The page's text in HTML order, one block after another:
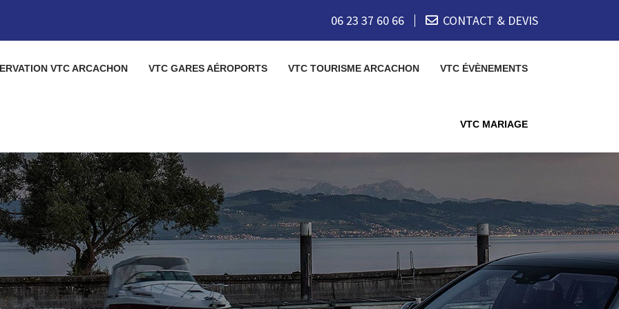
06 23 37 60 66 CONTACT & DEVIS
VTC ARCACHON VTC GARES AÉROPORTS VTC TOURISME ARCACHON VTC ÉVÈNEMENTS
VTC MARIAGE